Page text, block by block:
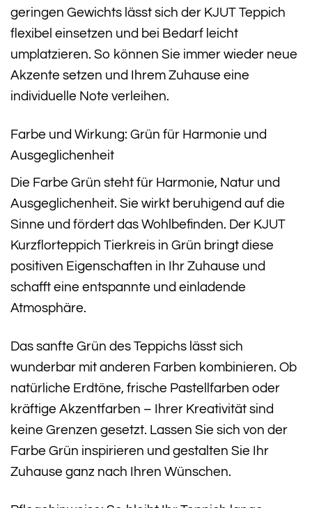
geringen Gewichts lässt sich der KJUT Teppich
flexibel einsetzen und bei Bedarf leicht
umplatzieren. So können Sie immer wieder neue
Akzente setzen und Ihrem Zuhause eine
individuelle Note verleihen.
Farbe und Wirkung: Grün für Harmonie und
Ausgeglichenheit
Die Farbe Grün steht für Harmonie, Natur und
Ausgeglichenheit. Sie wirkt beruhigend auf die
Sinne und fördert das Wohlbefinden. Der KJUT
Kurzflorteppich Tierkreis in Grün bringt diese
positiven Eigenschaften in Ihr Zuhause und
schafft eine entspannte und einladende
Atmosphäre.
Das sanfte Grün des Teppichs lässt sich
wunderbar mit anderen Farben kombinieren. Ob
natürliche Erdtöne, frische Pastellfarben oder
kräftige Akzentfarben – Ihrer Kreativität sind
keine Grenzen gesetzt. Lassen Sie sich von der
Farbe Grün inspirieren und gestalten Sie Ihr
Zuhause ganz nach Ihren Wünschen.